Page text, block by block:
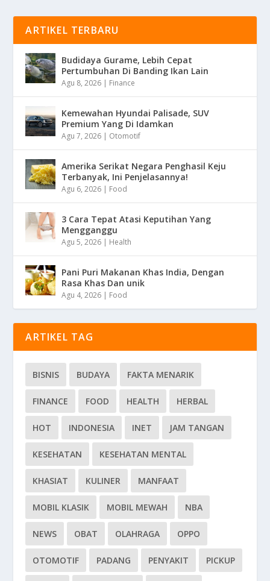
ARTIKEL TERBARU
Budidaya Gurame, Lebih Cepat
Pertumbuhan Di Banding Ikan Lain
Agu 8, 2026 | Finance
Kemewahan Hyundai Palisade, SUV
Premium Yang Di Idamkan
Agu 7, 2026 | Otomotif
Amerika Serikat Negara Penghasil Keju
Terbanyak, Ini Penjelasannya!
Agu 6, 2026 | Food
3 Cara Tepat Atasi Keputihan Yang
Mengganggu
Agu 5, 2026 | Health
Pani Puri Makanan Khas India, Dengan
Rasa Khas Dan unik
Agu 4, 2026 | Food
ARTIKEL TAG
BISNIS BUDAYA FAKTA MENARIK
FINANCE FOOD HEALTH HERBAL
HOT INDONESIA INET JAM TANGAN
KESEHATAN KESEHATAN MENTAL
KHASIAT KULINER MANFAAT
MOBIL KLASIK MOBIL MEWAH NBA
NEWS OBAT OLAHRAGA OPPO
OTOMOTIF PADANG PENYAKIT PICKUP